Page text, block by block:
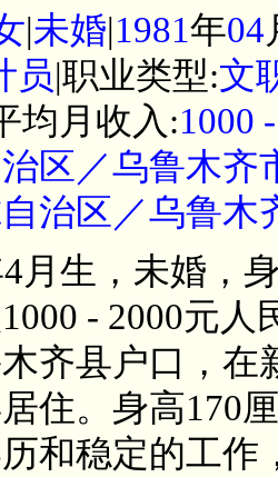
|未婚|1981年04
员|职业类型:文
均月收入:1000
区／乌鲁木齐
治区／乌鲁木
月生，未婚，
- 2000元
齐县户口，在
住。身高170
和稳定的工作